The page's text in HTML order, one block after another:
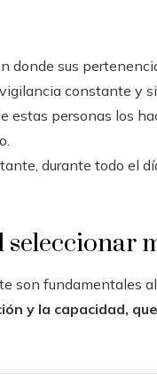
donde sus
constante y
estas personas los
durante todo el
son fundamentales
y la capacidad,